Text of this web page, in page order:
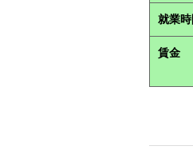
就業時
賃金